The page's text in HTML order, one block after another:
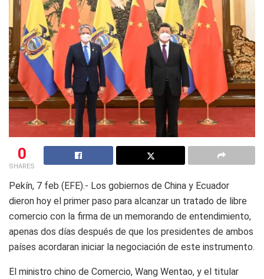
0
SHARES
Pekín, 7 feb (EFE).- Los gobiernos de China y Ecuador
dieron hoy el primer paso para alcanzar un tratado de libre
comercio con la firma de un memorando de entendimiento,
apenas dos días después de que los presidentes de ambos
países acordaran iniciar la negociación de este instrumento.
El ministro chino de Comercio, Wang Wentao, y el titular